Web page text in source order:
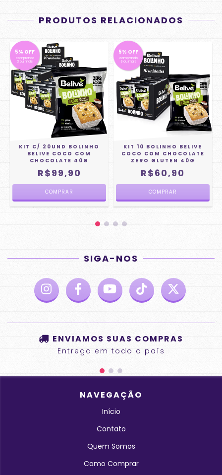
PRODUTOS RELACIONADOS
5% OFF
comprando
3 ou mais
KIT C/ 20UND BOLINHO
BELIVE COCO COM
CHOCOLATE 40G
R$99,90
5% OFF
comprando
3 ou mais
KIT 10 BOLINHO BELIVE
COCO COM CHOCOLATE
ZERO GLUTEN 40G
R$60,90
SIGA-NOS
ENVIAMOS SUAS COMPRAS
Entrega em todo o país
NAVEGAÇÃO
Início
Contato
Quem Somos
Como Comprar